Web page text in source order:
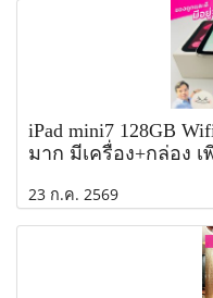
iPad mini7 128GB
มาก มีเครื่อง+กล่อง เ
23 ก.ค. 2569